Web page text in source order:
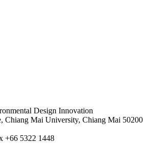
Design Innovation
Chiang Mai University, Chiang Mai 50200
+66 5322 1448